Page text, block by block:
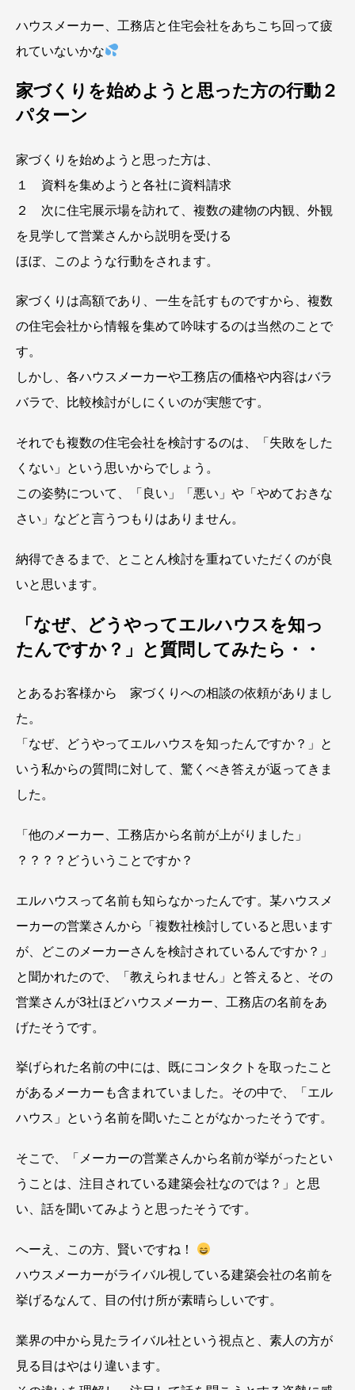
ハウスメーカー、工務店と住宅会社をあちこち回って疲
れていないかな
家づくりを始めようと思った方の行動２
パターン
家づくりを始めようと思った方は、
１ 資料を集めようと各社に資料請求
２ 次に住宅展示場を訪れて、複数の建物の内観、外観
を見学して営業さんから説明を受ける
ほぼ、このような行動をされます。
家づくりは高額であり、一生を託すものですから、複数
の住宅会社から情報を集めて吟味するのは当然のことで
す。
しかし、各ハウスメーカーや工務店の価格や内容はバラ
バラで、比較検討がしにくいのが実態です。
それでも複数の住宅会社を検討するのは、「失敗をした
くない」という思いからでしょう。
この姿勢について、「良い」「悪い」や「やめておきな
さい」などと言うつもりはありません。
納得できるまで、とことん検討を重ねていただくのが良
いと思います。
「なぜ、どうやってエルハウスを知っ
たんですか？」と質問してみたら・・
とあるお客様から 家づくりへの相談の依頼がありまし
た。
「なぜ、どうやってエルハウスを知ったんですか？」と
いう私からの質問に対して、驚くべき答えが返ってきま
した。
「他のメーカー、工務店から名前が上がりました」
？？？？どういうことですか？
エルハウスって名前も知らなかったんです。某ハウスメ
ーカーの営業さんから「複数社検討していると思います
が、どこのメーカーさんを検討されているんですか？」
と聞かれたので、「教えられません」と答えると、その
営業さんが3社ほどハウスメーカー、工務店の名前をあ
げたそうです。
挙げられた名前の中には、既にコンタクトを取ったこと
があるメーカーも含まれていました。その中で、「エル
ハウス」という名前を聞いたことがなかったそうです。
そこで、「メーカーの営業さんから名前が挙がったとい
うことは、注目されている建築会社なのでは？」と思
い、話を聞いてみようと思ったそうです。
へーえ、この方、賢いですね！
ハウスメーカーがライバル視している建築会社の名前を
挙げるなんて、目の付け所が素晴らしいです。
業界の中から見たライバル社という視点と、素人の方が
見る目はやはり違います。